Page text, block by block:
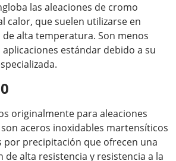
las aleaciones de cromo
calor, que suelen utilizarse en
de alta temperatura. Son menos
estándar debido a su
originalmente para aleaciones
aceros inoxidables martensíticos
por precipitación que ofrecen una
de alta resistencia y resistencia a la